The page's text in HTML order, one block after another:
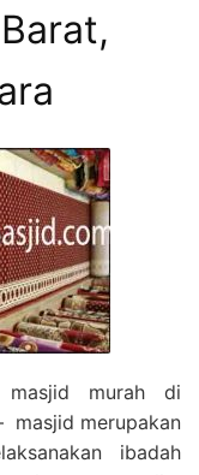
masjid murah di
masjid merupakan
ibadah